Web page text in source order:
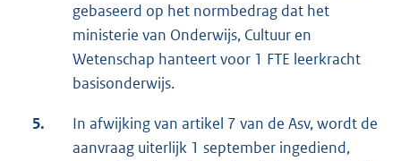
gebaseerd op het normbedrag dat het
ministerie van Onderwijs, Cultuur en
Wetenschap hanteert voor 1 FTE leerkracht
basisonderwijs.
5.
In afwijking van artikel 7 van de Asv, wordt de
aanvraag uiterlijk 1 september ingediend,